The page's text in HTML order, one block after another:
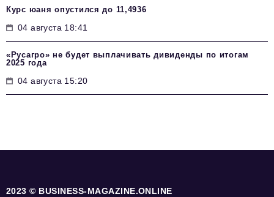
Курс юаня опустился до 11,4936
04 августа 18:41
«Русагро» не будет выплачивать дивиденды по итогам
2025 года
04 августа 15:20
2023 © BUSINESS-MAGAZINE.ONLINE